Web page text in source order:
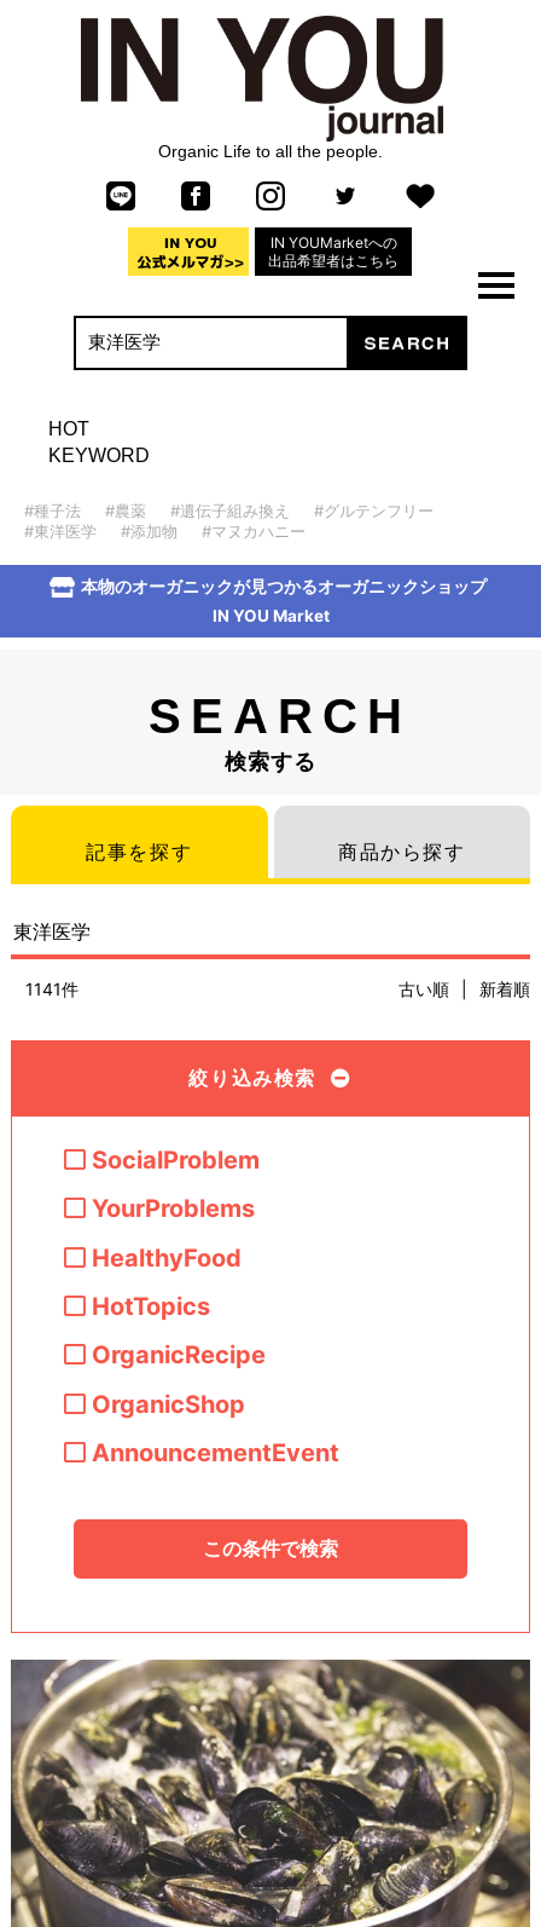
Organic Life to all the people.
IN YOUMarketへの
出品希望者はこちら
HOT
KEYWORD
#種子法 #農薬 #遺伝子組み換え
#グルテンフリー
#東洋医学
#添加物 #マヌカハニー
本物のオーガニックが見つかるオーガニックショップ
IN YOU Market
SEARCH
検索する
記事を探す 商品から探す
1141件 古い順 新着順
絞り込み検索
SocialProblem
YourProblems
HealthyFood
HotTopics
OrganicRecipe
OrganicShop
AnnouncementEvent